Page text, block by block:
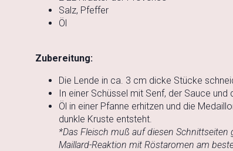
Salz, Pfeffer
Öl
Zubereitung:
Die Lende in ca. 3 cm dicke Stücke
In einer Schüssel mit Senf, der Sauce und
Öl in einer Pfanne erhitzen und die
dunkle Kruste entsteht.
*Das Fleisch muß auf diesen Schnittseiten
Maillard-Reaktion mit Röstaromen am